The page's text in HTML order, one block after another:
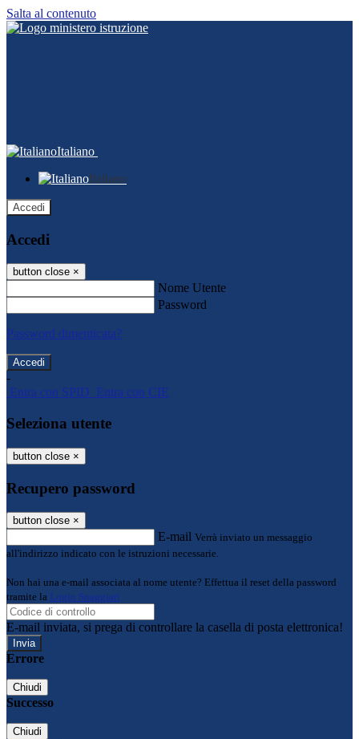
Salta al contenuto
Italiano
Italiano
Accedi
Accedi
button close ×
Nome Utente
Password
Password dimenticata?
-
Entra con SPID Entra con CIE
Seleziona utente
button close ×
Recupero password
button close ×
E-mail Verrà inviato un messaggio
all'indirizzo indicato con le istruzioni necessarie.
Non hai una e-mail associata al nome utente? Effettua il reset della password
tramite la Login Spaggiari
E-mail inviata, si prega di controllare la casella di posta elettronica!
Errore
Chiudi
Successo
Chiudi